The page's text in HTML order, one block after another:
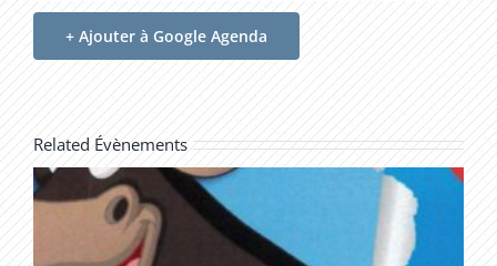
+ Ajouter à Google Agenda
Related Évènements